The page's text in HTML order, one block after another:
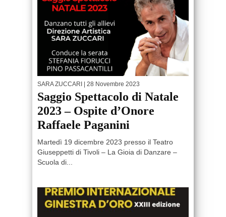
SARA ZUCCARI | 28 Novembre 2023
Saggio Spettacolo di Natale
2023 – Ospite d’Onore
Raffaele Paganini
Martedì 19 dicembre 2023 presso il Teatro
Giuseppetti di Tivoli – La Gioia di Danzare –
Scuola di...